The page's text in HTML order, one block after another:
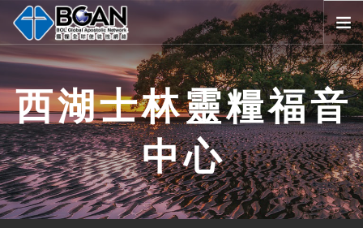
首頁
全球堂會
消息公告
影音媒體
代禱事項
資源共享
西湖士林靈糧福音
中心